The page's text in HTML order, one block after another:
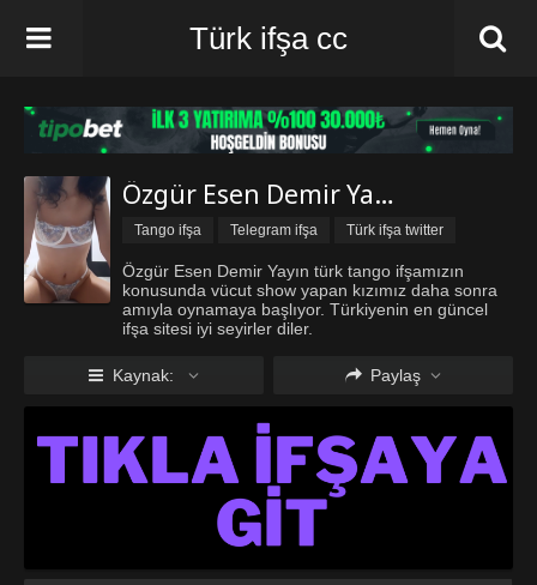
Türk ifşa cc
Özgür Esen Demir Yayın
Tango ifşa Telegram ifşa Türk ifşa twitter
Türk ifşa Vk Vip ifşa
Özgür Esen Demir Yayın türk tango ifşamızın
konusunda vücut show yapan kızımız daha sonra
amıyla oynamaya başlıyor. Türkiyenin en güncel
ifşa sitesi iyi seyirler diler.
Kaynak: Paylaş